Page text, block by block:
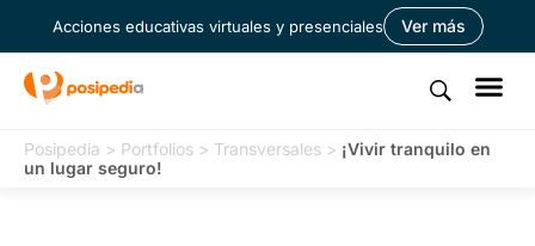
Acciones educativas virtuales y presenciales Ver más
Posipedia > Portfolios > Transversales > ¡Vivir tranquilo en
un lugar seguro!